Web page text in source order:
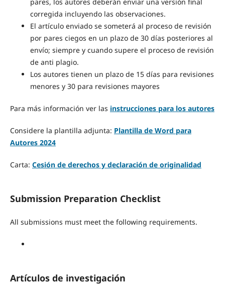
corregida incluyendo las observaciones.
El artículo enviado se someterá al proceso de revisión
por pares ciegos en un plazo de 30 días posteriores al
envío; siempre y cuando supere el proceso de revisión
de anti plagio.
Los autores tienen un plazo de 15 días para revisiones
menores y 30 para revisiones mayores
Para más información ver las instrucciones para los autores
Considere la plantilla adjunta: Plantilla de Word para
Autores 2024
Carta: Cesión de derechos y declaración de originalidad
Submission Preparation Checklist
All submissions must meet the following requirements.
Artículos de investigación